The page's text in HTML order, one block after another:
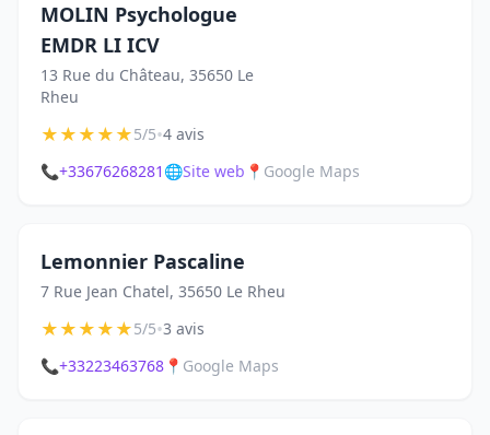
MOLIN Psychologue
EMDR LI ICV
13 Rue du Château, 35650 Le
Rheu
★★★★★5/5•4 avis
📞+33676268281 🌐Site web 📍 Google Maps
Lemonnier Pascaline
7 Rue Jean Chatel, 35650 Le Rheu
★★★★★5/5•3 avis
📞+33223463768 📍 Google Maps